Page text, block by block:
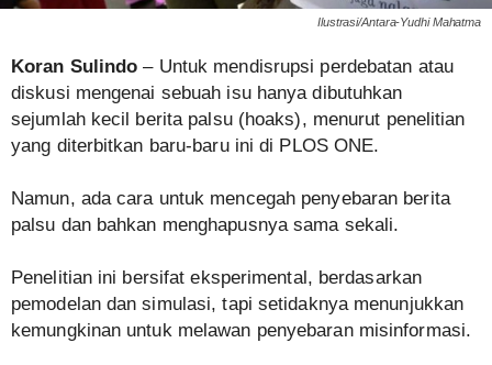
Ilustrasi/Antara-Yudhi Mahatma
Koran Sulindo – Untuk mendisrupsi perdebatan atau
diskusi mengenai sebuah isu hanya dibutuhkan
sejumlah kecil berita palsu (hoaks), menurut penelitian
yang diterbitkan baru-baru ini di PLOS ONE.
Namun, ada cara untuk mencegah penyebaran berita
palsu dan bahkan menghapusnya sama sekali.
Penelitian ini bersifat eksperimental, berdasarkan
pemodelan dan simulasi, tapi setidaknya menunjukkan
kemungkinan untuk melawan penyebaran misinformasi.